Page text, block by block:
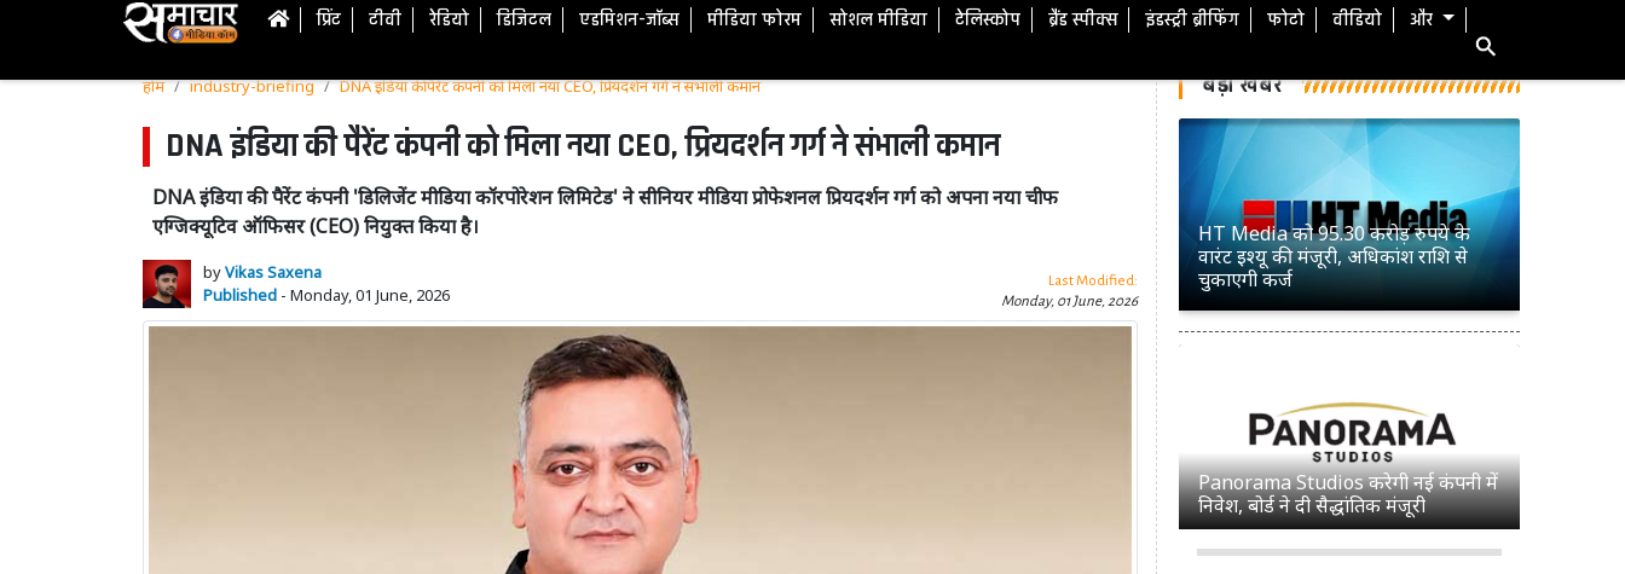
प्रिंट टीवी रेडियो डिजिटल एडमिशन-जॉब्स मीडिया फोरम सोशल मीडिया टेलिस्कोप ब्रैंड स्पीक्स इंडस्ट्री ब्रीफिंग फोटो वीडियो और
होम industry-briefing DNA इंडिया की पैरेंट कंपनी को मिला नया CEO, प्रियदर्शन गर्ग ने संभाली कमान
DNA इंडिया की पैरेंट कंपनी को मिला नया CEO, प्रियदर्शन गर्ग ने संभाली कमान
DNA इंडिया की पैरेंट कंपनी 'डिलिजेंट मीडिया कॉरपोरेशन लिमिटेड' ने सीनियर मीडिया प्रोफेशनल प्रियदर्शन गर्ग को अपना नया चीफ
एग्जिक्यूटिव ऑफिसर (CEO) नियुक्त किया है।
byVikas Saxena
Published - Monday, 01 June, 2026
Last Modified:
Monday, 01 June, 2026
बड़ी खबरें
HT Media को 95.30 करोड़ रुपये के
वारंट इश्यू की मंजूरी, अधिकांश राशि से
चुकाएगी कर्ज
Panorama Studios करेगी नई कंपनी में
निवेश, बोर्ड ने दी सैद्धांतिक मंजूरी